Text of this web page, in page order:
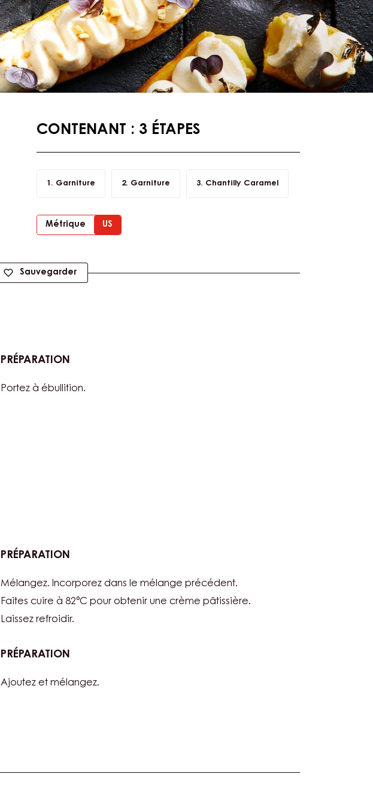
CONTENANT : 3 ÉTAPES
Garniture Garniture Chantilly Caramel
Métrique US
Sauvegarder
PRÉPARATION
Portez à ébullition.
PRÉPARATION
Mélangez. Incorporez dans le mélange précédent.
Faites cuire à 82°C pour obtenir une crème pâtissière.
Laissez refroidir.
PRÉPARATION
Ajoutez et mélangez.